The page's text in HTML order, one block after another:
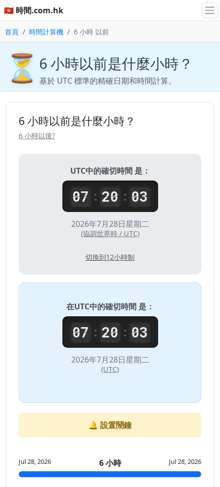
🇭🇰 時間.com.hk
首頁 時間計算機 6 小時 以前
⏳ 6 小時以前是什麼小時？
基於 UTC 標準的精確日期和時間計算。
6 小時以前是什麼小時？
6 小時以後?
UTC中的確切時間 是：
07: 20: 03
2026年7月28日星期二
(協調世界時 / UTC)
切換到12小時制
在UTC中的確切時間 是：
07: 20: 03
2026年7月28日星期二
(UTC)
🔔 設置鬧鐘
Jul 28, 2026 6 小時 Jul 28, 2026